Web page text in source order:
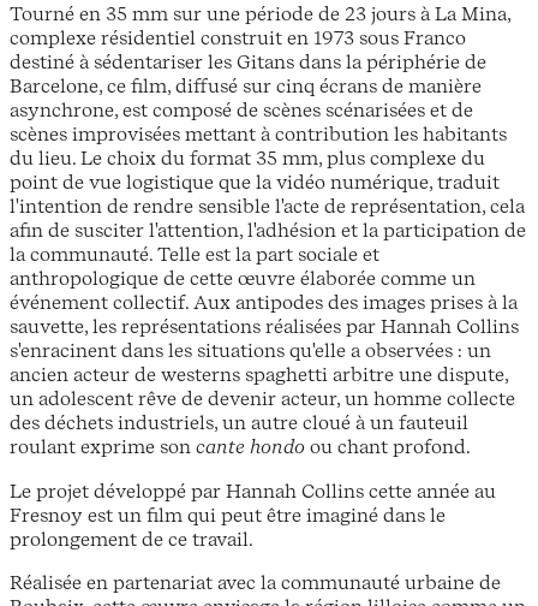
Tourné en 35 mm sur une période de 23 jours à La Mina,
complexe résidentiel construit en 1973 sous Franco
destiné à sédentariser les Gitans dans la périphérie de
Barcelone, ce film, diffusé sur cinq écrans de manière
asynchrone, est composé de scènes scénarisées et de
scènes improvisées mettant à contribution les habitants
du lieu. Le choix du format 35 mm, plus complexe du
point de vue logistique que la vidéo numérique, traduit
l'intention de rendre sensible l'acte de représentation, cela
afin de susciter l'attention, l'adhésion et la participation de
la communauté. Telle est la part sociale et
anthropologique de cette œuvre élaborée comme un
événement collectif. Aux antipodes des images prises à la
sauvette, les représentations réalisées par Hannah Collins
s'enracinent dans les situations qu'elle a observées : un
ancien acteur de westerns spaghetti arbitre une dispute,
un adolescent rêve de devenir acteur, un homme collecte
des déchets industriels, un autre cloué à un fauteuil
roulant exprime son cante hondo ou chant profond.
Le projet développé par Hannah Collins cette année au
Fresnoy est un film qui peut être imaginé dans le
prolongement de ce travail.
Réalisée en partenariat avec la communauté urbaine de